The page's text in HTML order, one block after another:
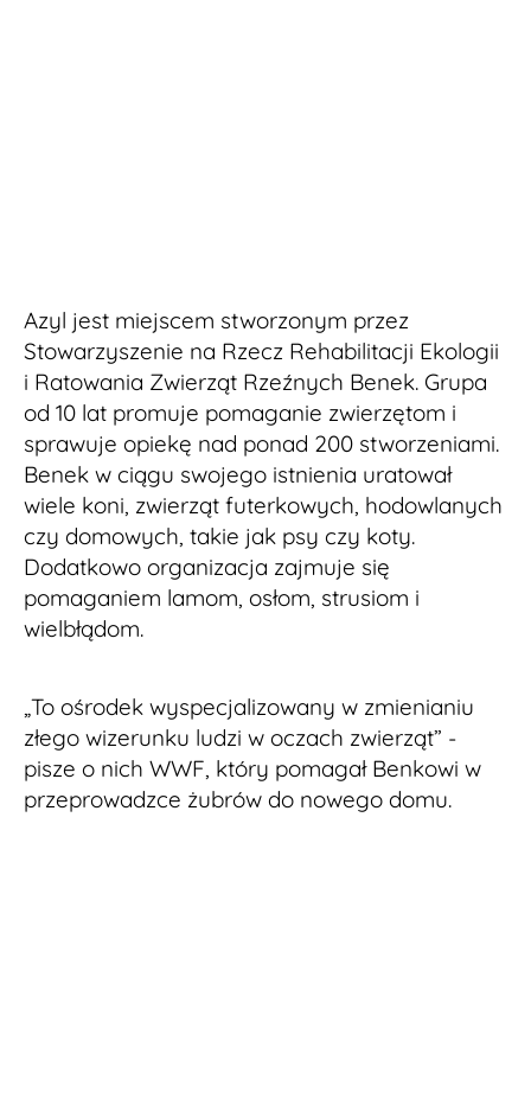
Azyl jest miejscem stworzonym przez
Stowarzyszenie na Rzecz Rehabilitacji Ekologii
i Ratowania Zwierząt Rzeźnych Benek. Grupa
od 10 lat promuje pomaganie zwierzętom i
sprawuje opiekę nad ponad 200 stworzeniami.
Benek w ciągu swojego istnienia uratował
wiele koni, zwierząt futerkowych, hodowlanych
czy domowych, takie jak psy czy koty.
Dodatkowo organizacja zajmuje się
pomaganiem lamom, osłom, strusiom i
wielbłądom.
„To ośrodek wyspecjalizowany w zmienianiu
złego wizerunku ludzi w oczach zwierząt” -
pisze o nich WWF, który pomagał Benkowi w
przeprowadzce żubrów do nowego domu.